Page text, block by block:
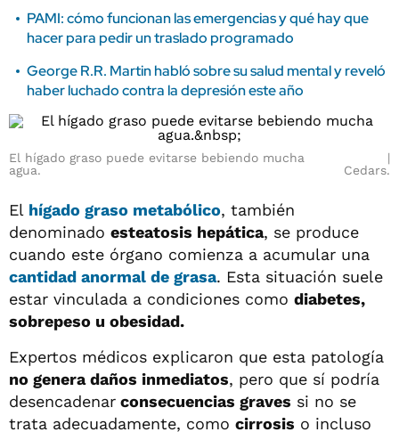
PAMI: cómo funcionan las emergencias y qué hay que
hacer para pedir un traslado programado
George R.R. Martin habló sobre su salud mental y reveló
haber luchado contra la depresión este año
El hígado graso puede evitarse bebiendo mucha
agua.
Cedars.
El hígado graso metabólico, también
denominado esteatosis hepática, se produce
cuando este órgano comienza a acumular una
cantidad anormal de grasa. Esta situación suele
estar vinculada a condiciones como diabetes,
sobrepeso u obesidad.
Expertos médicos explicaron que esta patología
no genera daños inmediatos, pero que sí podría
desencadenar consecuencias graves si no se
trata adecuadamente, como cirrosis o incluso